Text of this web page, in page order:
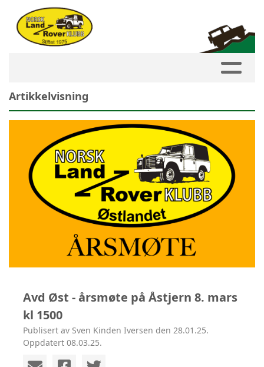
Artikkelvisning
Avd Øst - årsmøte på Åstjern 8. mars
kl 1500
Publisert av Sven Kinden Iversen den 28.01.25.
Oppdatert 08.03.25.